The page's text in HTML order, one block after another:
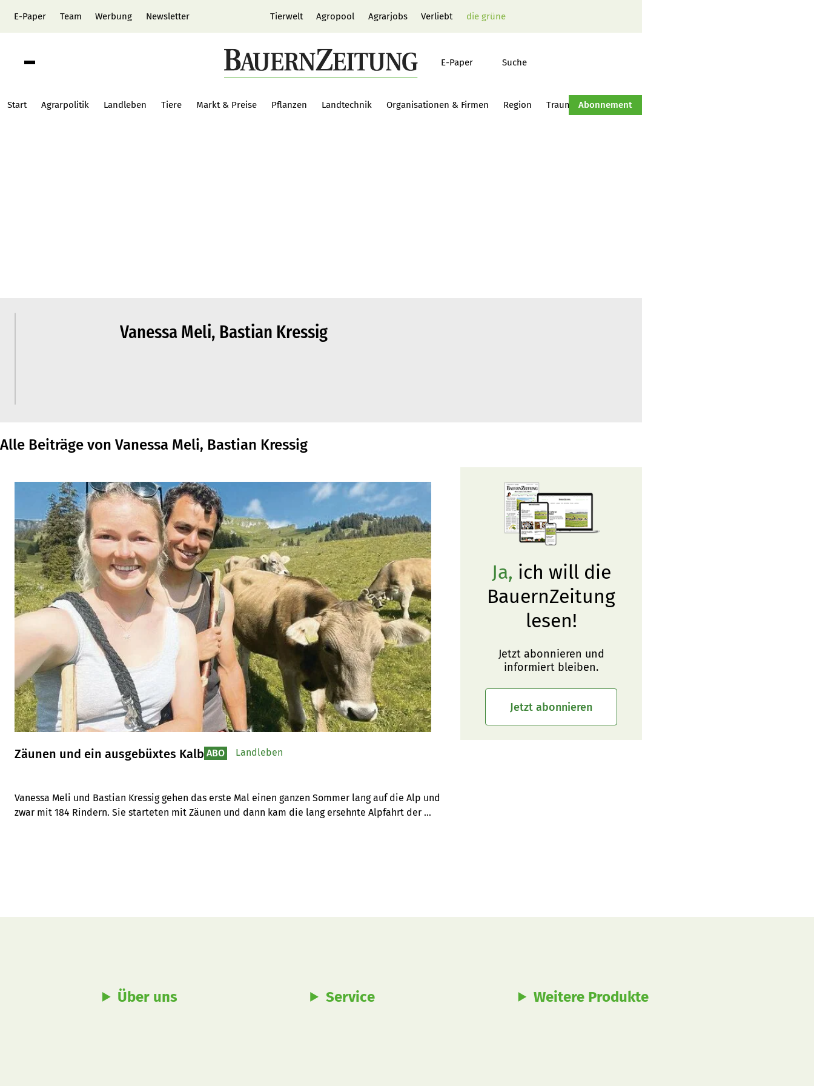
E-Paper Team Werbung Newsletter Tierwelt Agropool Agrarjobs Verliebt die grüne
E-Paper Suche
Start Agrarpolitik Landleben Tiere Markt & Preise Pflanzen Landtechnik Organisationen & Firmen Region Traumtraktor Hof-Management
Abonnement
Vanessa Meli, Bastian Kressig
Alle Beiträge von Vanessa Meli, Bastian Kressig
Zäunen und ein ausgebüxtes Kalb
Vanessa Meli und Bastian Kressig gehen das erste Mal einen ganzen Sommer lang auf die Alp und
zwar mit 184 Rindern. Sie starteten mit Zäunen und dann kam die lang ersehnte Alpfahrt der
ABO Landleben
Ja, ich will die
BauernZeitung
lesen!
Jetzt abonnieren und
informiert bleiben.
Jetzt abonnieren
Über uns Service Weitere Produkte